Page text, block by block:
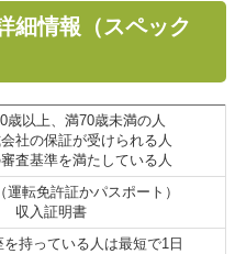
細情報（スペック
歳以上、満70歳未満の人
社の保証が受けられる人
査基準を満たしている人
運転免許証かパスポート）
収入証明書
持っている人は最短で1日